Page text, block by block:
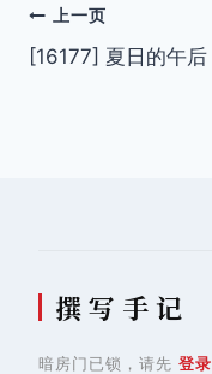
文
章
上一页
[16177] 夏日的午后
撰 写 手 记
暗房门已锁，请先 登录